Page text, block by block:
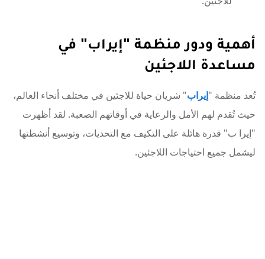
أهمية ودور منظمة "إيراب" في
مساعدة اللاجئين
تُعد منظمة "إيراب" شريان حياة للاجئين في مختلف أنحاء العالم،
حيث تُقدم لهم الأمل والرعاية في أوقاتهم الصعبة. لقد أظهرت
"إيرا ب" قدرة هائلة على التكيف مع التحديات، وتوسيع أنشطتها
ليشمل جميع احتياجات اللاجئين.